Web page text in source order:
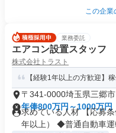
この企業
業務委託
エアコン設置スタッフ
株式会社トラスト
【経験1年以上の方歓迎】
〒341-0000埼玉県三郷市
年俸800万円～1000万円
求めている人材 【応募
年以上） ◆普通自動車運